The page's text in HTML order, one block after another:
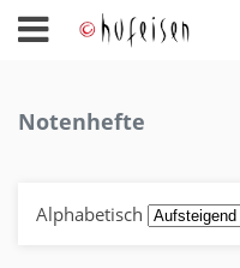
Notenhefte
Alphabetisch